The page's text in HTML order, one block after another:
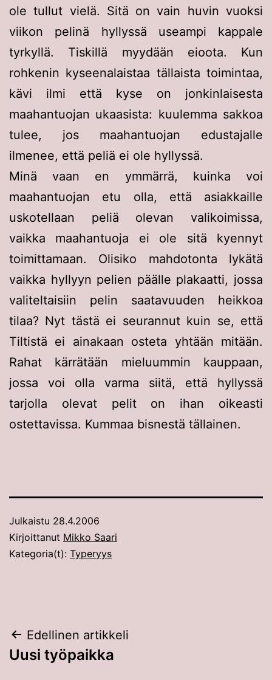
ole tullut vielä. Sitä on vain huvin vuoksi
viikon pelinä hyllyssä useampi kappale
tyrkyllä. Tiskillä myydään eioota. Kun
rohkenin kyseenalaistaa tällaista toimintaa,
kävi ilmi että kyse on jonkinlaisesta
maahantuojan ukaasista: kuulemma sakkoa
tulee, jos maahantuojan edustajalle
ilmenee, että peliä ei ole hyllyssä.
Minä vaan en ymmärrä, kuinka voi
maahantuojan etu olla, että asiakkaille
uskotellaan peliä olevan valikoimissa,
vaikka maahantuoja ei ole sitä kyennyt
toimittamaan. Olisiko mahdotonta lykätä
vaikka hyllyyn pelien päälle plakaatti, jossa
valiteltaisiin pelin saatavuuden heikkoa
tilaa? Nyt tästä ei seurannut kuin se, että
Tiltistä ei ainakaan osteta yhtään mitään.
Rahat kärrätään mieluummin kauppaan,
jossa voi olla varma siitä, että hyllyssä
tarjolla olevat pelit on ihan oikeasti
ostettavissa. Kummaa bisnestä tällainen.
Julkaistu 28.4.2006
Kirjoittanut Mikko Saari
Kategoria(t): Typeryys
Artikkelien
selaus
Edellinen artikkeli
Uusi työpaikka